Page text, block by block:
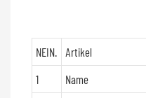
NEIN. Artikel
1
Name